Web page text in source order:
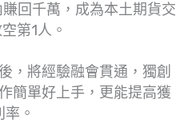
回千萬，成為本土期貨交
第1人。
，將經驗融會貫通，獨創
簡單好上手，更能提高獲
率。